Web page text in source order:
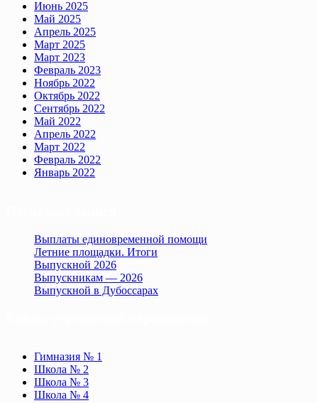
Июнь 2025
Май 2025
Апрель 2025
Март 2025
Март 2023
Февраль 2023
Ноябрь 2022
Октябрь 2022
Сентябрь 2022
Май 2022
Апрель 2022
Март 2022
Февраль 2022
Январь 2022
Выплаты единовременной помощи
Летние площадки. Итоги
Выпускной 2026
Выпускникам — 2026
Выпускной в Дубоссарах
Гимназия № 1
Школа № 2
Школа № 3
Школа № 4